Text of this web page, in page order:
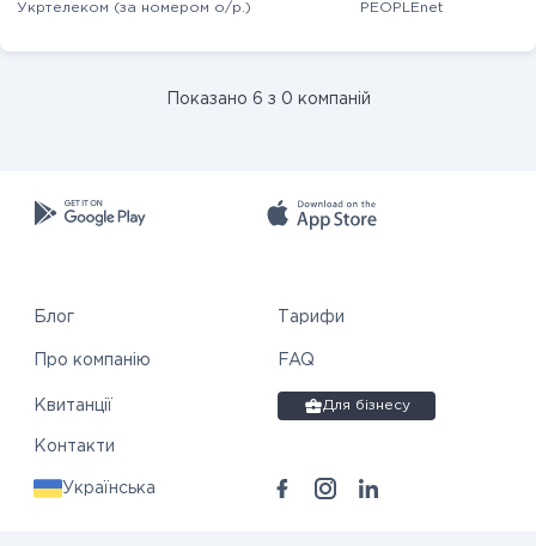
Укртелеком (за номером о/р.) PEOPLEnet
Показано 6 з 0 компаній
Блог Тарифи
Про компанію
Квитанції
FAQ
Контакти
Для бізнесу
Українська